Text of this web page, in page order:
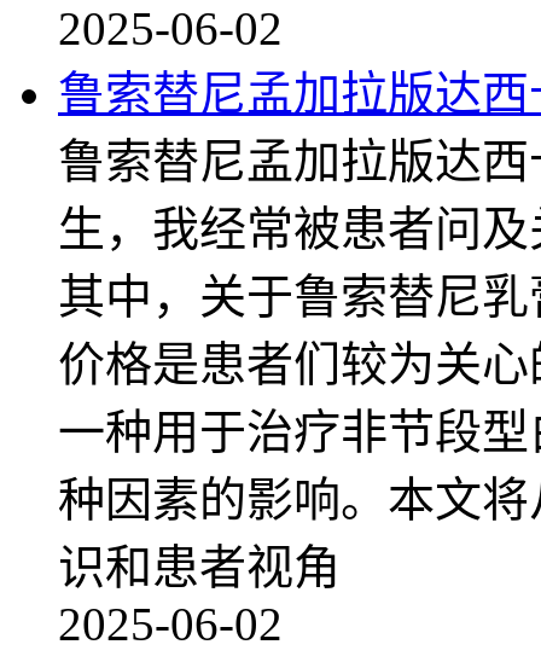
2025-06-02
鲁索替尼孟加拉版达
鲁索替尼孟加拉版达
生，我经常被患者问
其中，关于鲁索替尼
价格是患者们较为关
一种用于治疗非节段
种因素的影响。本文
识和患者视角
2025-06-02